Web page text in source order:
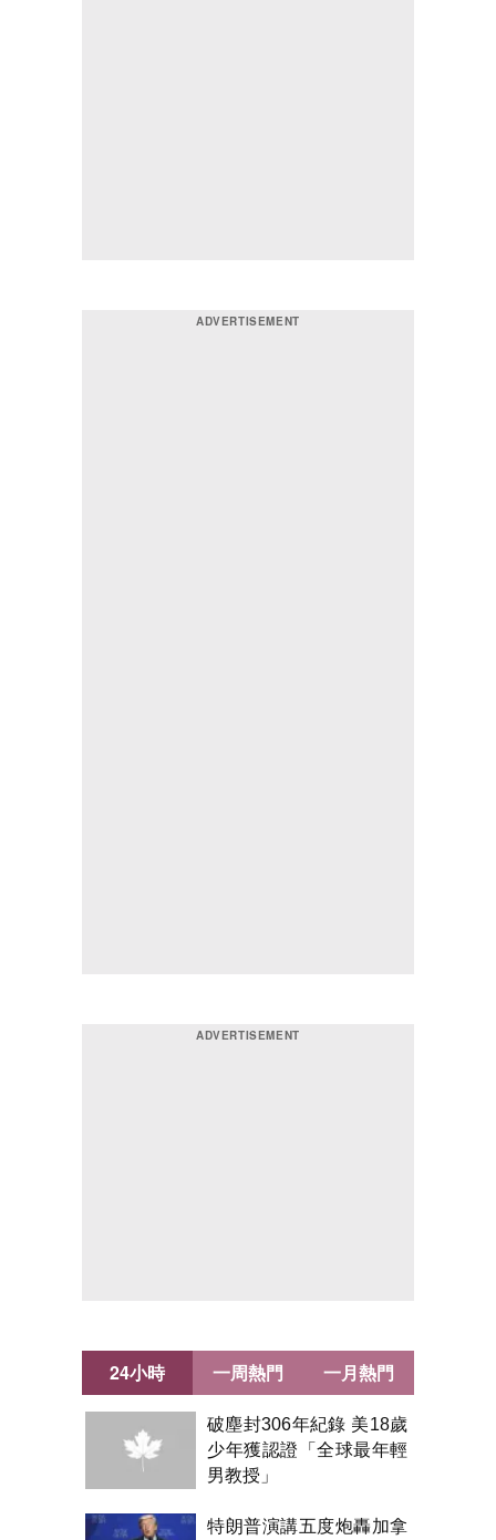
24小時
破塵封306年紀錄 美18歲
少年獲認證「全球最年輕
男教授」
特朗普演講五度炮轟加拿
一周熱門 一月熱門